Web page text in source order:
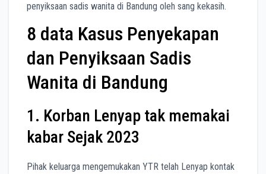
penyiksaan sadis wanita di Bandung oleh sang kekasih.
8 data Kasus Penyekapan
dan Penyiksaan Sadis
Wanita di Bandung
1. Korban Lenyap tak memakai
kabar Sejak 2023
Pihak keluarga mengemukakan YTR telah Lenyap kontak